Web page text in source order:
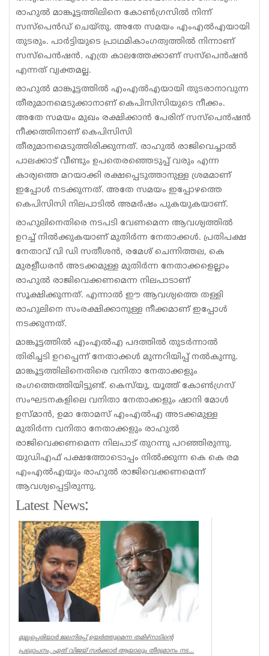
രാഹുല്‍ മാങ്കൂട്ടത്തിലിനെ കോണ്‍ഗ്രസില്‍ നിന്ന്
സസ്‌പെന്‍ഡ് ചെയ്തു. അതേ സമയം എംഎല്‍എയായി
തുടരും. പാര്‍ട്ടിയുടെ പ്രാഥമികാംഗത്വത്തില്‍ നിന്നാണ്
സസ്പെന്‍ഷന്‍. എത്ര കാലത്തേക്കാണ് സസ്പെന്‍ഷന്‍
എന്നത് വ്യക്തമല്ല.
രാഹുല്‍ മാങ്കൂട്ടത്തില്‍ എംഎല്‍എയായി തുടരാനാവുന്ന
തീരുമാനമെടുക്കാനാണ് കെപിസിസിയുടെ നീക്കം.
അതേ സമയം മുഖം രക്ഷിക്കാന്‍ പേരിന് സസ്‌പെന്‍ഷന്‍
നീക്കത്തിനാണ് കെപിസിസി
തീരുമാനമെടുത്തിരിക്കുന്നത്. രാഹുല്‍ രാജിവെച്ചാല്‍
പാലക്കാട് വീണ്ടും ഉപതെരഞ്ഞെടുപ്പ് വരും എന്ന
കാര്യത്തെ മറയാക്കി രക്ഷപ്പെടുത്താനുള്ള ശ്രമമാണ്
ഇപ്പോള്‍ നടക്കുന്നത്. അതേ സമയം ഇപ്പോഴത്തെ
കെപിസിസി നിലപാടില്‍ അമര്‍ഷം പുകയുകയാണ്.
രാഹുലിനെതിരെ നടപടി വേണമെന്ന ആവശ്യത്തില്‍
ഉറച്ച് നില്‍ക്കുകയാണ് മുതിര്‍ന്ന നേതാക്കള്‍. പ്രതിപക്ഷ
നേതാവ് വി ഡി സതീശന്‍, രമേശ് ചെന്നിത്തല, കെ
മുരളീധരന്‍ അടക്കമുള്ള മുതിര്‍ന്ന നേതാക്കളെല്ലാം
രാഹുല്‍ രാജിവെക്കണമെന്ന നിലപാടാണ്
സൂക്ഷിക്കുന്നത്. എന്നാല്‍ ഈ ആവശ്യത്തെ തള്ളി
രാഹുലിനെ സംരക്ഷിക്കാനുള്ള നീക്കമാണ് ഇപ്പോള്‍
നടക്കുന്നത്.
മാങ്കൂട്ടത്തില്‍ എംഎല്‍എ പദത്തില്‍ തുടര്‍ന്നാല്‍
തിരിച്ചടി ഉറപ്പെന്ന് നേതാക്കള്‍ മുന്നറിയിപ്പ് നല്‍കുന്നു.
മാങ്കൂട്ടത്തിലിനെതിരെ വനിതാ നേതാക്കളും
രംഗത്തെത്തിയിട്ടുണ്ട്. കെസ്‌യു, യൂത്ത് കോണ്‍ഗ്രസ്
സംഘടനകളിലെ വനിതാ നേതാക്കളും ഷാനി മോള്‍
ഉസ്മാന്‍, ഉമാ തോമസ് എംഎല്‍എ അടക്കമുള്ള
മുതിര്‍ന്ന വനിതാ നേതാക്കളും രാഹുല്‍
രാജിവെക്കണമെന്ന നിലപാട് തുറന്നു പറഞ്ഞിരുന്നു.
യുഡിഎഫ് പക്ഷത്തോടൊപ്പം നില്‍ക്കുന്ന കെ കെ രമ
എംഎല്‍എയും രാഹുല്‍ രാജിവെക്കണമെന്ന്
ആവശ്യപ്പെട്ടിരുന്നു.
Latest News:
മുല്ലപ്പെരിയാർ ജലനിരപ്പ് ഉയർത്തുമെന്ന തമിഴ്നാടിന്റെ
പ്രഖ്യാപനം, ഏത് വിജയ് സർക്കാർ ആയാലും തീരുമാനം നട...